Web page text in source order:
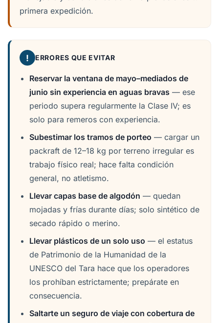
primera expedición.
! ERRORES QUE EVITAR
Reservar la ventana de mayo–mediados de
junio sin experiencia en aguas bravas — ese
periodo supera regularmente la Clase IV; es
solo para remeros con experiencia.
Subestimar los tramos de porteo — cargar un
packraft de 12–18 kg por terreno irregular es
trabajo físico real; hace falta condición
general, no atletismo.
Llevar capas base de algodón — quedan
mojadas y frías durante días; solo sintético de
secado rápido o merino.
Llevar plásticos de un solo uso — el estatus
de Patrimonio de la Humanidad de la
UNESCO del Tara hace que los operadores
los prohíban estrictamente; prepárate en
consecuencia.
Saltarte un seguro de viaje con cobertura de